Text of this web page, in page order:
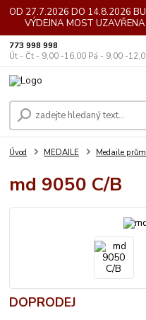
OD 27.7.2026 DO 14.8.2026
VÝDEJNA MOST
773 998 998
Út - Čt - 9,00 -16,00 Pá - 9,00 -
Úvod MEDAILE Medaile
md 9050 C/B
DOPRODEJ